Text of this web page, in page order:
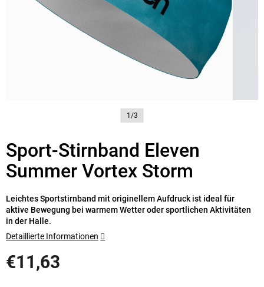
1/3
Sport-Stirnband Eleven
Summer Vortex Storm
€11,63
Leichtes Sportstirnband mit originellem Aufdruck ist ideal für
aktive Bewegung bei warmem Wetter oder sportlichen Aktivitäten
in der Halle.
Detaillierte Informationen